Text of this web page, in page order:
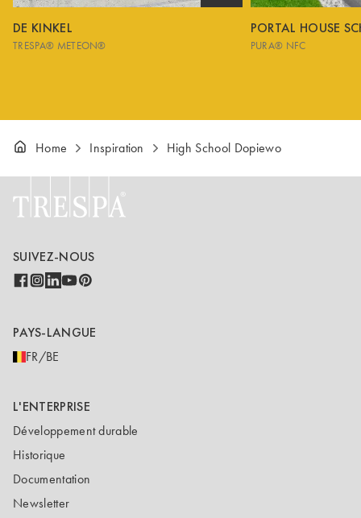
DE KINKEL
TRESPA® METEON®
PORTAL HOUSE
PURA® NFC
Home Inspiration High School Dopiewo
SUIVEZ-NOUS
PAYS-LANGUE
FR/BE
L'ENTERPRISE
Développement durable
Historique
Documentation
Newsletter